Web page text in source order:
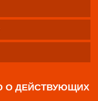
О ДЕЙСТВУЮЩИХ